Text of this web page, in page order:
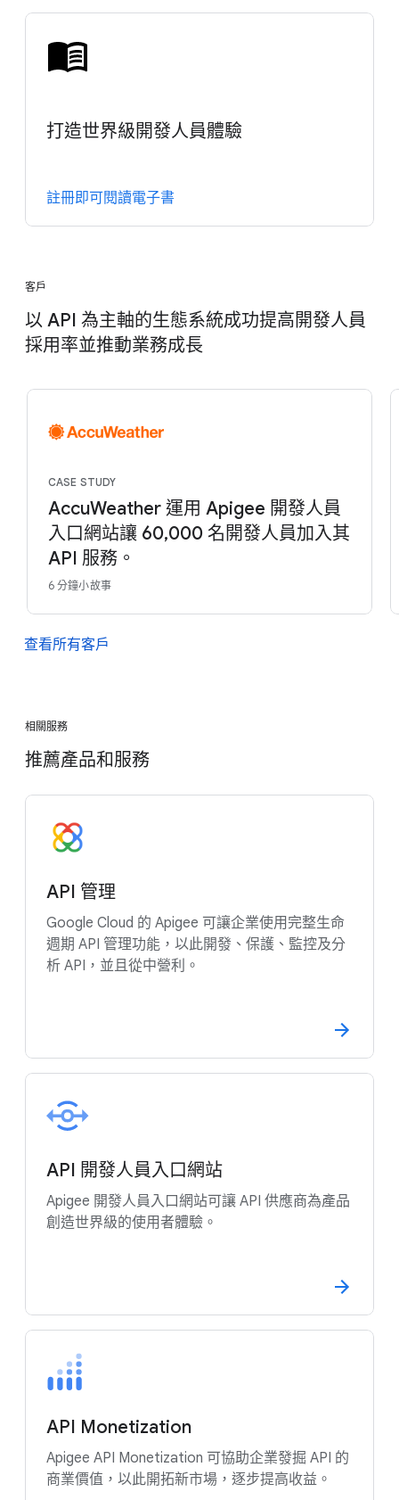
打造世界級開發人員體驗
註冊即可閱讀電子書
客戶
以 API 為主軸的生態系統成功提高開發人員
採用率並推動業務成長
CASE STUDY
AccuWeather 運用 Apigee 開發人員
入口網站讓 60,000 名開發人員加入其
API 服務。
6 分鐘小故事
查看所有客戶
相關服務
推薦產品和服務
API 管理
Google Cloud 的 Apigee 可讓企業使用完整生命
週期 API 管理功能，以此開發、保護、監控及分
析 API，並且從中營利。
API 開發人員入口網站
Apigee 開發人員入口網站可讓 API 供應商為產品
創造世界級的使用者體驗。
API Monetization
Apigee API Monetization 可協助企業發掘 API 的
商業價值，以此開拓新市場，逐步提高收益。